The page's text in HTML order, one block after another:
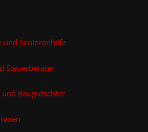
und Seniorenhilfe
Steuerberater
Baugutachter